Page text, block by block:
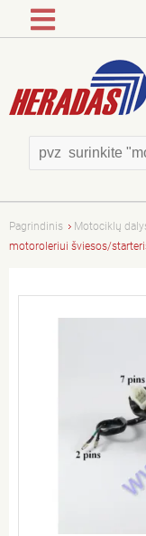
Pagrindinis Motociklų
motoroleriui šviesos/